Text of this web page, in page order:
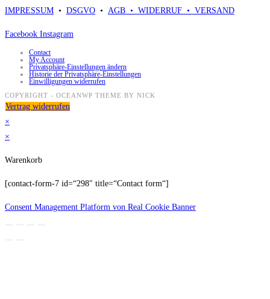
IMPRESSUM • DSGVO • AGB • WIDERRUF • VERSAND
Facebook Instagram
Contact
My Account
Privatsphäre-Einstellungen ändern
Historie der Privatsphäre-Einstellungen
Einwilligungen widerrufen
COPYRIGHT - OCEANWP THEME BY NICK
Vertrag widerrufen
×
×
Warenkorb
[contact-form-7 id=“298″ title=“Contact form“]
Consent Management Platform von Real Cookie Banner